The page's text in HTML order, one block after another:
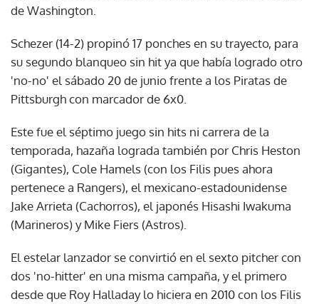
de Washington.
Schezer (14-2) propinó 17 ponches en su trayecto, para
su segundo blanqueo sin hit ya que había logrado otro
'no-no' el sábado 20 de junio frente a los Piratas de
Pittsburgh con marcador de 6x0.
Este fue el séptimo juego sin hits ni carrera de la
temporada, hazaña lograda también por Chris Heston
(Gigantes), Cole Hamels (con los Filis pues ahora
pertenece a Rangers), el mexicano-estadounidense
Jake Arrieta (Cachorros), el japonés Hisashi Iwakuma
(Marineros) y Mike Fiers (Astros).
El estelar lanzador se convirtió en el sexto pitcher con
dos 'no-hitter' en una misma campaña, y el primero
desde que Roy Halladay lo hiciera en 2010 con los Filis